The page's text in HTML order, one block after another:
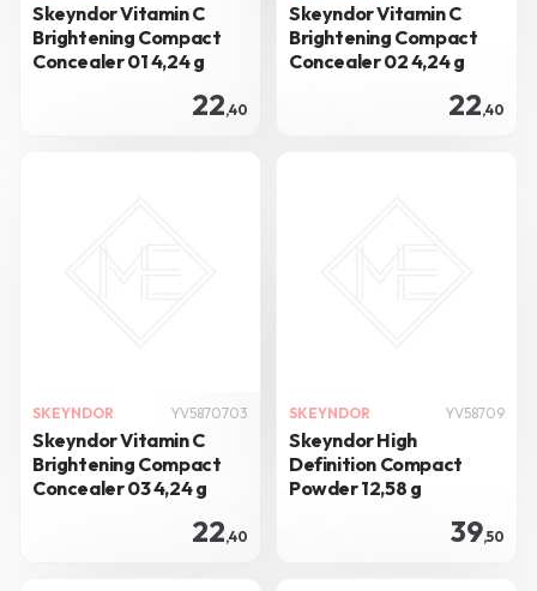
Skeyndor Vitamin C
Brightening Compact
Concealer 01 4,24 g
22,40
Skeyndor Vitamin C
Brightening Compact
Concealer 02 4,24 g
22,40
SKEYNDOR YV5870703
Skeyndor Vitamin C
Brightening Compact
Concealer 03 4,24 g
22,40
SKEYNDOR YV58709
Skeyndor High
Definition Compact
Powder 12,58 g
39,50